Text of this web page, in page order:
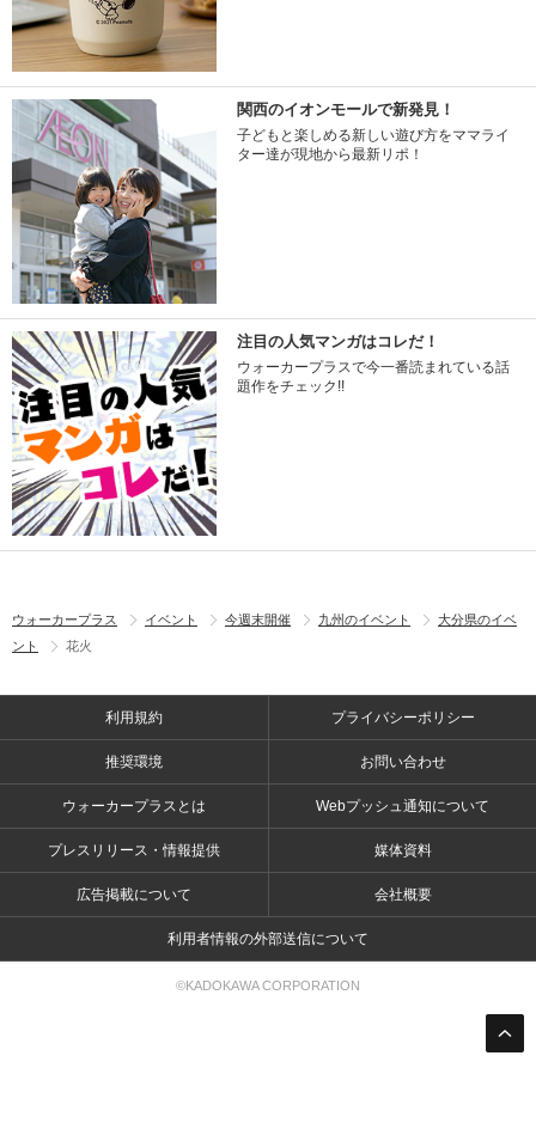
関西のイオンモールで新発見！
子どもと楽しめる新しい遊び方をママライ
ター達が現地から最新リポ！
注目の人気マンガはコレだ！
ウォーカープラスで今一番読まれている話
題作をチェック!!
ウォーカープラス イベント 今週末開催 九州のイベント
大分県のイベ
ント
花火
利用規約 プライバシーポリシー
推奨環境 お問い合わせ
ウォーカープラスとは Webプッシュ通知について
プレスリリース・情報提供 媒体資料
広告掲載について 会社概要
利用者情報の外部送信について
©KADOKAWA CORPORATION